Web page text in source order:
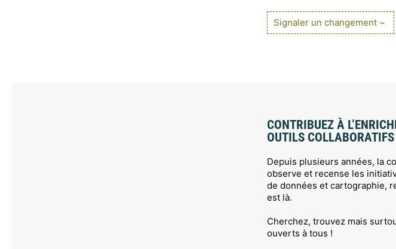
Signaler un changement ~
CONTRIBUEZ À
OUTILS COLLABORATIFS
Depuis plusieurs années, la
observe et recense les
de données et cartographie,
est là.
Cherchez, trouvez mais
ouverts à tous !